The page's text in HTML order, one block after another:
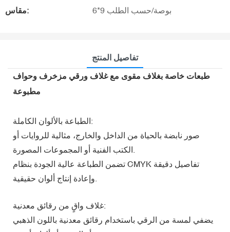
مقاس: 6*9 بوصة/حسب الطلب
تفاصيل المنتج
طبعات خاصة بغلاف مقوى مع غلاف ورقي مزخرف وحواف
مطبوعة
الطباعة بالألوان الكاملة:
صور نابضة بالحياة من الداخل والخارج، مثالية للروايات أو
تضمن الطباعة عالية الجودة بنظام CMYK تفاصيل دقيقة
غلاف واقٍ من رقائق معدنية:
يضفي لمسة من الرقي باستخدام رقائق معدنية باللون الذهبي